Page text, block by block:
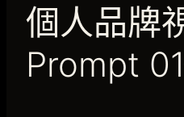
個人品牌
Prompt